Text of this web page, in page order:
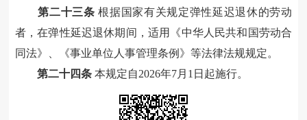
第二十三条 根据国家有关规定弹性延迟退休的劳动
者，在弹性延迟退休期间，适用《中华人民共和国劳动合
同法》、《事业单位人事管理条例》等法律法规规定。
第二十四条本规定自2026年7月1日起施行。